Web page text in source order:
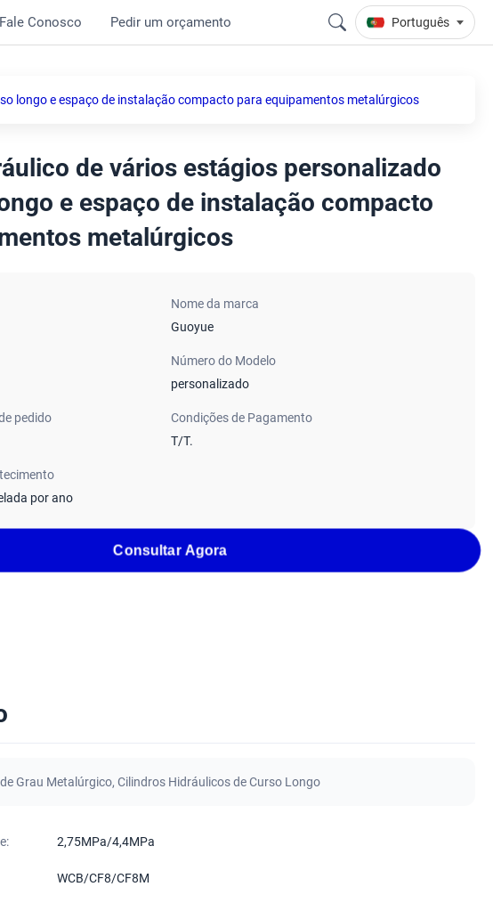
Fale Conosco Pedir um orçamento Português
longo e espaço de instalação compacto para equipamentos metalúrgicos
de vários estágios personalizado
e espaço de instalação compacto
metalúrgicos
Nome da marca
Guoyue
Número do Modelo
personalizado
pedido
Condições de Pagamento
T/T.
por ano
Consultar Agora
Grau Metalúrgico, Cilindros Hidráulicos de Curso Longo
2,75MPa/4,4MPa
WCB/CF8/CF8M